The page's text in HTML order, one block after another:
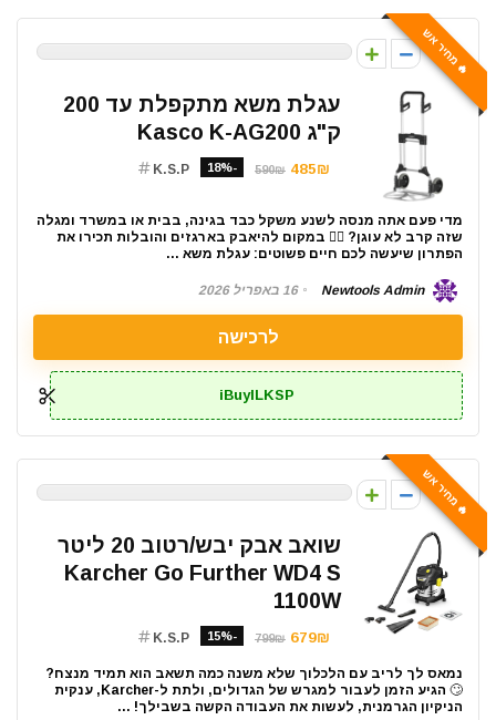
🔥 מחיר אש
0
עגלת משא מתקפלת עד 200
ק"ג Kasco K-AG200
485₪
590₪
-18%
K.S.P
מדי פעם אתה מנסה לשנע משקל כבד בגינה, בבית או במשרד ומגלה
שזה קרב לא עוגן? 🤦‍♂️ במקום להיאבק בארגזים והובלות תכירו את
הפתרון שיעשה לכם חיים פשוטים: עגלת משא ...
Newtools Admin 16 באפריל 2026
לרכישה
iBuyILKSP
🔥 מחיר אש
0
שואב אבק יבש/רטוב 20 ליטר
Karcher Go Further WD4 S
1100W
679₪
799₪
-15%
K.S.P
נמאס לך לריב עם הלכלוך שלא משנה כמה תשאב הוא תמיד מנצח?
🙄 הגיע הזמן לעבור למגרש של הגדולים, ולתת ל-Karcher, ענקית
הניקיון הגרמנית, לעשות את העבודה הקשה בשבילך! ...